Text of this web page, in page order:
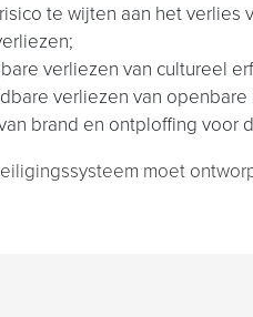
te wijten aan het
verliezen van cultureel
verliezen van
brand en ontploffing voor
moet